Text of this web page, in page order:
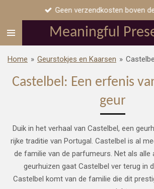
naar
hoofdinhoud
Meaningful
Geen verzendkosten boven
Home » Geurstokjes en Kaarsen »
Castelbel: Een erfenis
geur
Duik in het verhaal van Castelbel, een
rijke traditie van Portugal. Castelbel is al
de familie van de parfumeurs. Net als alle
geurhuizen gaat Castelbel ver terug in
Castelbel komt van de familie die dit